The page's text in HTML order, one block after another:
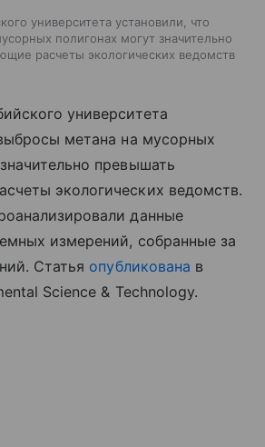
университета установили, что
полигонах могут значительно
расчеты экологических ведомств
университета
метана на мусорных
превышать
экологических ведомств.
данные
измерений, собранные за
Статья опубликована в
Science & Technology.